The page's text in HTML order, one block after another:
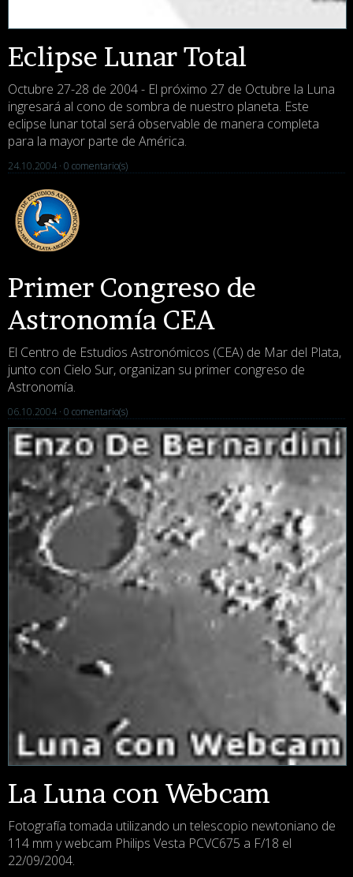
Eclipse Lunar Total
Octubre 27-28 de 2004 - El próximo 27 de Octubre la Luna
ingresará al cono de sombra de nuestro planeta. Este
eclipse lunar total será observable de manera completa
para la mayor parte de América.
24.10.2004 · 0 comentario(s)
Primer Congreso de
Astronomía CEA
El Centro de Estudios Astronómicos (CEA) de Mar del Plata,
junto con Cielo Sur, organizan su primer congreso de
Astronomía.
06.10.2004 · 0 comentario(s)
La Luna con Webcam
Fotografía tomada utilizando un telescopio newtoniano de
114 mm y webcam Philips Vesta PCVC675 a F/18 el
22/09/2004.